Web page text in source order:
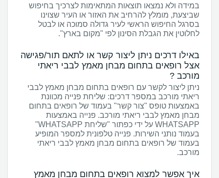
במידה ולא נמצאו תוצאות המתאימות לצרכיך בחיפוש
שביצעת, מומלץ להרחיב את האזור או העיר שצוינו
בסרגל החיפוש הראשי לעיר גדולה סמוכה או לבטל
לחלוטין את הגבלת הסינון לפי "מקום בארץ".
באילו דרכים ניתן ליצור קשר או לתאם תור/פגישה
אצל רופאים בתחום מבחן מאמץ לבבי ריאתי
מורכב ?
ניתן ליצור לקשר עם רופאים בתחום מבחן מאמץ לבבי
ריאתי מורכב במספר דרכים: שליחת פנייה מכוונת
באמצעות טופס "צור קשר" בעמוד של רופאים בתחום
מבחן מאמץ לבבי ריאתי מורכב. פנייה באמצעות
WHATSAPP על ידי כפתור "שליחת WHATSAPP"
בעמוד נותני השירות. פנייה טלפונית למספר המופיע
בעמוד של רופאים בתחום מבחן מאמץ לבבי ריאתי
מורכב.
איך אפשר למצוא רופאים בתחום מבחן מאמץ